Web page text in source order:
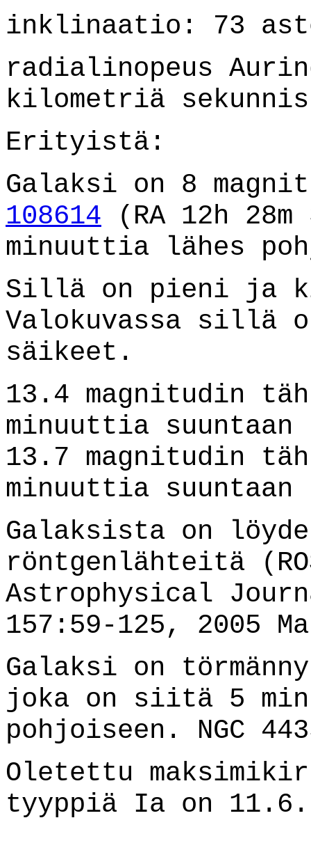
inklinaatio: 73
radialinopeus
kilometriä
Erityistä:
Galaksi on 8
108614 (RA 12h
minuuttia lähes
Sillä on pieni ja
Valokuvassa sillä
säikeet.
13.4 magnitudin
minuuttia suuntaan
13.7 magnitudin
minuuttia suuntaan
Galaksista on
röntgenlähteitä
Astrophysical
157:59-125, 2005
Galaksi on
joka on siitä 5
pohjoiseen. NGC
Oletettu
tyyppiä Ia on 11.6.